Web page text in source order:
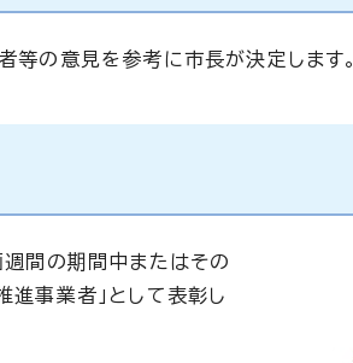
の意見を参考に市長が決定します。
間の期間中またはその
進事業者」として表彰し